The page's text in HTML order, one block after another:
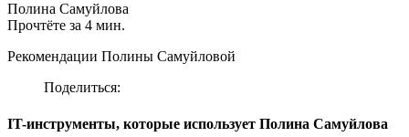
Полина Самуйлова
Прочтёте за 4 мин.
Рекомендации Полины Самуйловой
Поделиться:
IT-инструменты, которые использует Полина Самуйлова